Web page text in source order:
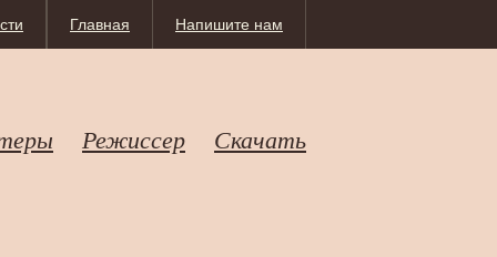
Напишите нам
Главная
Режиссер Скачать